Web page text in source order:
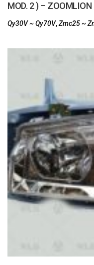
MOD. 2 ) – ZOOMLION
Qy30V ~ Qy70V,Zmc25 ~